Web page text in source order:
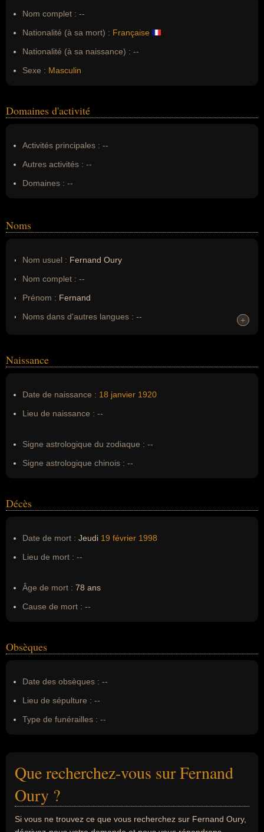
Nom complet : --
Nationalité (à sa mort) : Française
Nationalité (à sa naissance) : --
Sexe : Masculin
Domaines d'activité
Activités principales : --
Autres activités : --
Domaines : --
Noms
Nom usuel : Fernand Oury
Nom complet : --
Prénom : Fernand
Noms dans d'autres langues : --
Nom de famille :Oury
+
+
Naissance
Date de naissance : 18 janvier 1920
Lieu de naissance : --
Signe astrologique du zodiaque : --
Signe astrologique chinois : --
Décès
Date de mort : Jeudi 19 février 1998
Lieu de mort : --
Âge de mort : 78 ans
Cause de mort : --
Obsèques
Date des obsèques : --
Lieu de sépulture : --
Type de funérailles : --
Que recherchez-vous sur Fernand
Oury ?
Si vous ne trouvez ce que vous recherchez sur Fernand Oury,